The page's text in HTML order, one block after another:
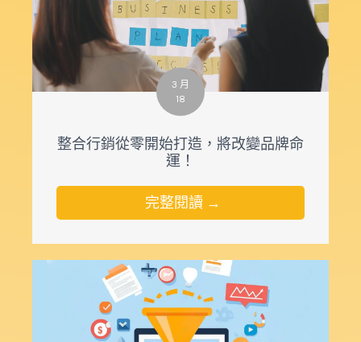
3 月
18
整合行銷從零開始打造，將改變品牌命
運！
完整閱讀 →